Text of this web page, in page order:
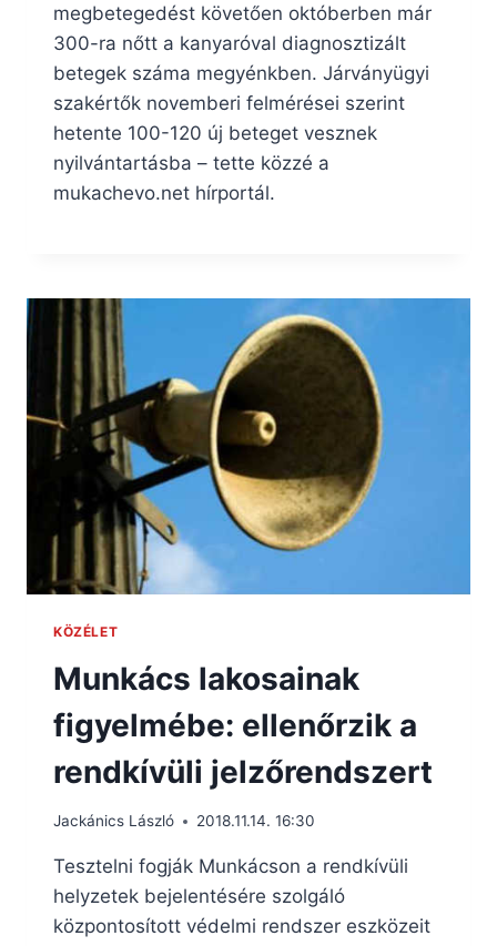
megbetegedést követően októberben már
300-ra nőtt a kanyaróval diagnosztizált
betegek száma megyénkben. Járványügyi
szakértők novemberi felmérései szerint
hetente 100-120 új beteget vesznek
nyilvántartásba – tette közzé a
mukachevo.net hírportál.
KÖZÉLET
Munkács lakosainak
figyelmébe: ellenőrzik a
rendkívüli jelzőrendszert
Jackánics László 2018.11.14. 16:30
Tesztelni fogják Munkácson a rendkívüli
helyzetek bejelentésére szolgáló
központosított védelmi rendszer eszközeit